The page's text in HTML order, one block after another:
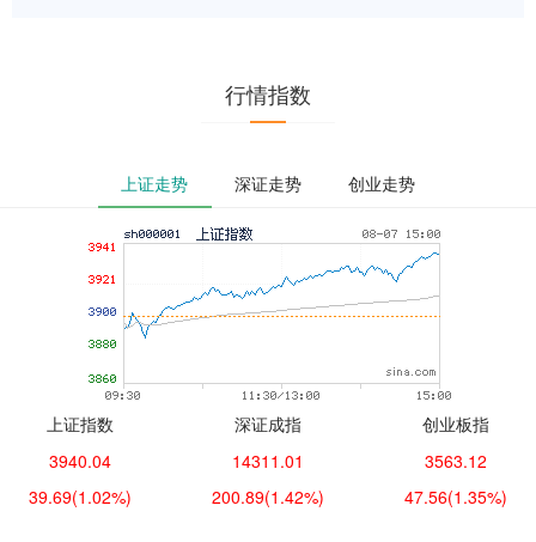
行情指数
上证走势 深证走势 创业走势
上证指数
3940.04
39.69(1.02%)
深证成指
14311.01
200.89(1.42%)
创业板指
3563.12
47.56(1.35%)